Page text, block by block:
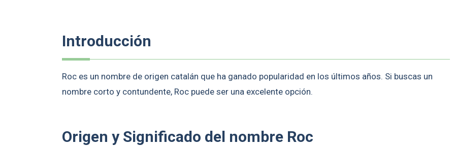
Introducción
Roc es un nombre de origen catalán que ha ganado popularidad en los últimos años. Si buscas un
nombre corto y contundente, Roc puede ser una excelente opción.
Origen y Significado del nombre Roc